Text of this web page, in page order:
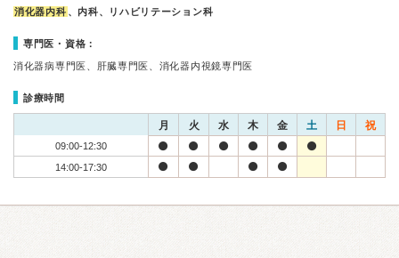
消化器内科 、内科、リハビリテーション科
専門医・資格：
消化器病専門医、肝臓専門医、消化器内視鏡専門医
診療時間
月 火 水 木 金 土 日 祝
09:00-12:30
14:00-17:30